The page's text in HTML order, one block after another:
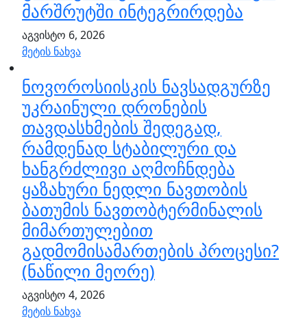
მარშრუტში ინტეგრირდება
აგვისტო 6, 2026
მეტის ნახვა
ნოვოროსიისკის ნავსადგურზე
უკრაინული დრონების
თავდასხმების შედეგად,
რამდენად სტაბილური და
ხანგრძლივი აღმოჩნდება
ყაზახური ნედლი ნავთობის
ბათუმის ნავთობტერმინალის
მიმართულებით
გადმომისამართების პროცესი?
(ნაწილი მეორე)
აგვისტო 4, 2026
მეტის ნახვა